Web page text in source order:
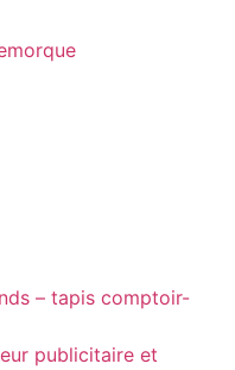
– tapis comptoir-
publicitaire et